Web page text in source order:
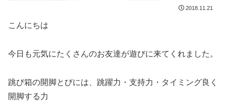
2018.11.21
こんにちは
今日も元気にたくさんのお友達が遊びに来てくれました。
跳び箱の開脚とびには、跳躍力・支持力・タイミング良く
開脚する力